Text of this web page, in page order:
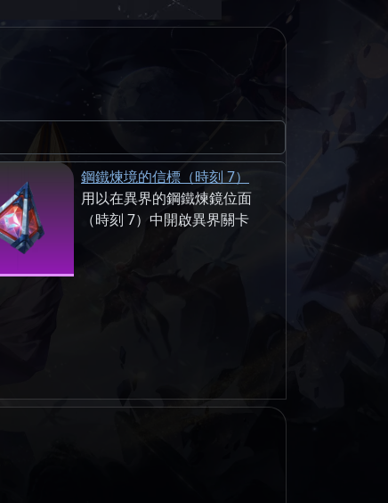
鋼鐵煉境的信標（時刻 7）
用以在異界的鋼鐵煉鏡位面
（時刻 7）中開啟異界關卡